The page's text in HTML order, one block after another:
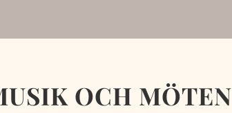
OCH MÖTEN